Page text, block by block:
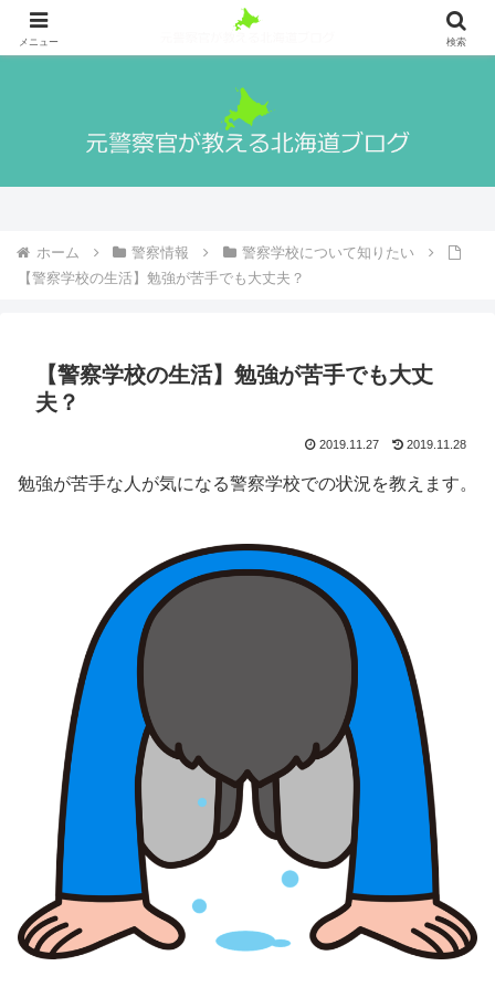
札幌出身の元警察官が警察官になる方法や実際の生活、北海道の魅力や観光地
ホーム 警察情報
警察学校について知りたい
【警察学校の生活】勉強が苦手でも大丈夫？
【警察学校の生活】勉強が苦手でも大丈
夫？
2019.11.27 2019.11.28
勉強が苦手な人が気になる警察学校での状況を教えます。
メニュー 検索